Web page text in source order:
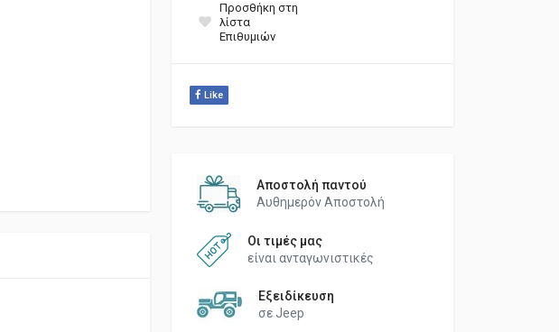
Προσθήκη στη
λίστα
Επιθυμιών
Like
Αποστολή παντού
Αυθημερόν Αποστολή
Οι τιμές μας
είναι ανταγωνιστικές
Εξειδίκευση
σε Jeep